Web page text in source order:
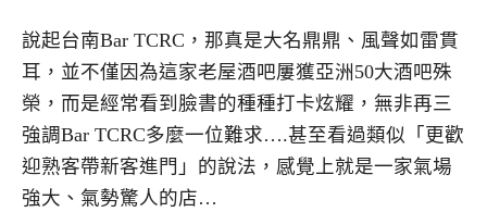
說起台南Bar TCRC，那真是大名鼎鼎、風聲如雷貫
耳，並不僅因為這家老屋酒吧屢獲亞洲50大酒吧殊
榮，而是經常看到臉書的種種打卡炫耀，無非再三
強調Bar TCRC多麼一位難求….甚至看過類似「更歡
迎熟客帶新客進門」的說法，感覺上就是一家氣場
強大、氣勢驚人的店…